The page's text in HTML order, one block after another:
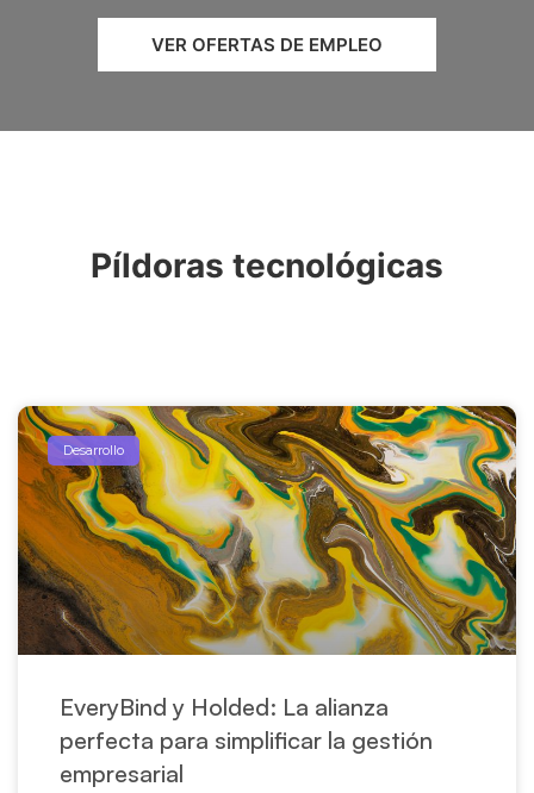
VER OFERTAS DE EMPLEO
Píldoras tecnológicas
Desarrollo
EveryBind y Holded: La alianza
perfecta para simplificar la gestión
empresarial